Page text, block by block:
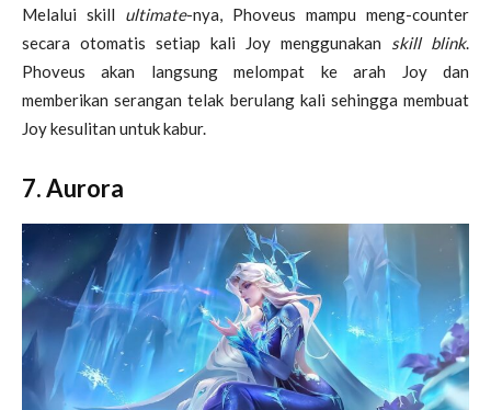
Melalui skill ultimate-nya, Phoveus mampu meng-counter
secara otomatis setiap kali Joy menggunakan skill blink.
Phoveus akan langsung melompat ke arah Joy dan
memberikan serangan telak berulang kali sehingga membuat
Joy kesulitan untuk kabur.
7. Aurora